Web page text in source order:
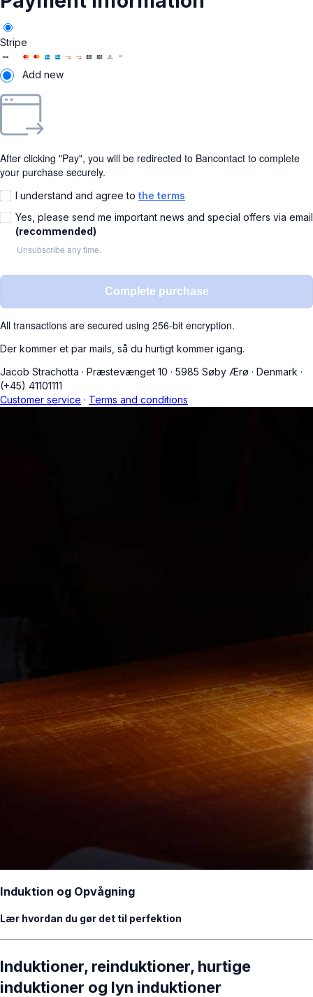
Stripe
Add new
After clicking "Pay", you will be redirected to Bancontact to complete
your purchase securely.
I understand and agree to the terms
Yes, please send me important news and special offers via email
(recommended)
Unsubscribe any time.
Complete purchase
All transactions are secured using 256-bit encryption.
Der kommer et par mails, så du hurtigt kommer igang.
Jacob Strachotta · Præstevænget 10 · 5985 Søby Ærø · Denmark ·
(+45) 41101111
Customer service · Terms and conditions
Induktion og Opvågning
Lær hvordan du gør det til perfektion
Induktioner, reinduktioner, hurtige
induktioner og lyn induktioner